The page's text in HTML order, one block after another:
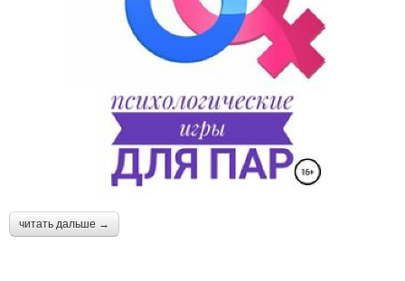
читать дальше →